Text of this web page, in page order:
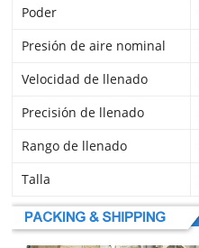
Poder
Presión de aire nominal
Velocidad de llenado
Precisión de llenado
Rango de llenado
Talla